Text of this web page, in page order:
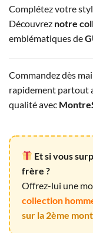
Complétez votre
Découvrez notre
emblématiques de
Commandez dès
rapidement partout
qualité avec
Et si vous
frère ?
Offrez-lui une
collection
sur la 2ème